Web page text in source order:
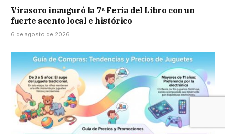
Virasoro inauguró la 7ª Feria del Libro con un
fuerte acento local e histórico
6 de agosto de 2026